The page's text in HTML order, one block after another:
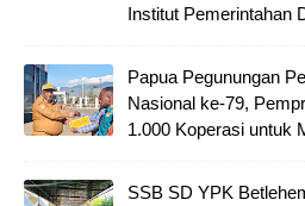
Institut Pemerintahan
Papua Pegunungan
Nasional ke-79,
1.000 Koperasi untuk
SSB SD YPK